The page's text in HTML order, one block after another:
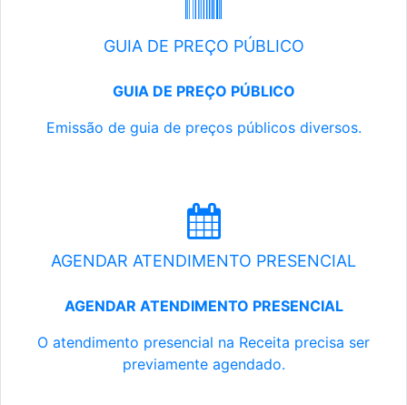
GUIA DE PREÇO PÚBLICO
GUIA DE PREÇO PÚBLICO
Emissão de guia de preços públicos diversos.
AGENDAR ATENDIMENTO PRESENCIAL
AGENDAR ATENDIMENTO PRESENCIAL
O atendimento presencial na Receita precisa ser
previamente agendado.